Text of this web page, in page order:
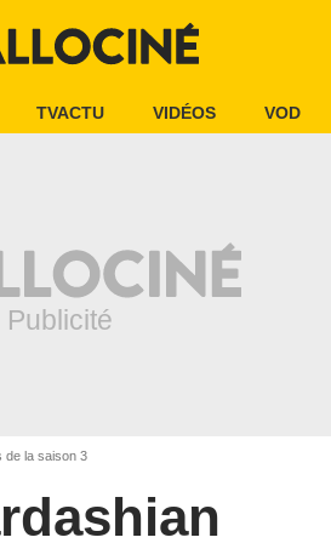
TVACTU VIDÉOS VOD
de la saison 3